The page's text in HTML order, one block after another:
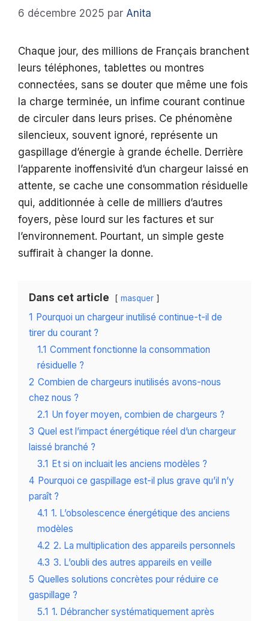
6 décembre 2025 par Anita
Chaque jour, des millions de Français branchent
leurs téléphones, tablettes ou montres
connectées, sans se douter que même une fois
la charge terminée, un infime courant continue
de circuler dans leurs prises. Ce phénomène
silencieux, souvent ignoré, représente un
gaspillage d’énergie à grande échelle. Derrière
l’apparente inoffensivité d’un chargeur laissé en
attente, se cache une consommation résiduelle
qui, additionnée à celle de milliers d’autres
foyers, pèse lourd sur les factures et sur
l’environnement. Pourtant, un simple geste
suffirait à changer la donne.
Dans cet article masquer
1 Pourquoi un chargeur inutilisé continue-t-il de
tirer du courant ?
1.1 Comment fonctionne la consommation
résiduelle ?
2 Combien de chargeurs inutilisés avons-nous
chez nous ?
2.1 Un foyer moyen, combien de chargeurs ?
3 Quel est l’impact énergétique réel d’un chargeur
laissé branché ?
3.1 Et si on incluait les anciens modèles ?
4 Pourquoi ce gaspillage est-il plus grave qu’il n’y
paraît ?
4.1 1. L’obsolescence énergétique des anciens
modèles
4.2 2. La multiplication des appareils personnels
4.3 3. L’oubli des autres appareils en veille
5 Quelles solutions concrètes pour réduire ce
gaspillage ?
5.1 1. Débrancher systématiquement après